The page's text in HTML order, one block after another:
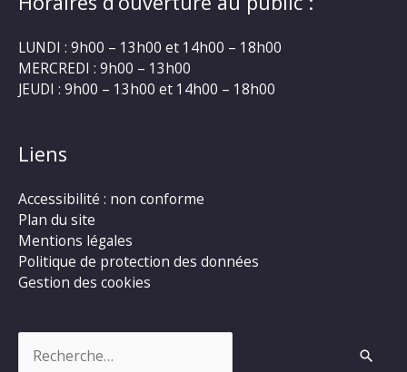
LUNDI : 9h00 – 13h00 et 14h00 – 18h00
MERCREDI : 9h00 – 13h00
JEUDI : 9h00 – 13h00 et 14h00 – 18h00
Liens
Accessibilité : non conforme
Plan du site
Mentions légales
Politique de protection des données
Gestion des cookies